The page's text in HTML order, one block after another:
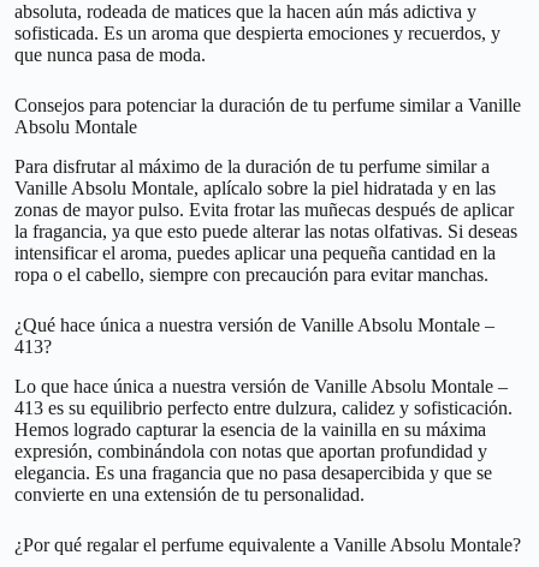
absoluta, rodeada de matices que la hacen aún más adictiva y
sofisticada. Es un aroma que despierta emociones y recuerdos, y
que nunca pasa de moda.
Consejos para potenciar la duración de tu perfume similar a Vanille
Absolu Montale
Para disfrutar al máximo de la duración de tu perfume similar a
Vanille Absolu Montale, aplícalo sobre la piel hidratada y en las
zonas de mayor pulso. Evita frotar las muñecas después de aplicar
la fragancia, ya que esto puede alterar las notas olfativas. Si deseas
intensificar el aroma, puedes aplicar una pequeña cantidad en la
ropa o el cabello, siempre con precaución para evitar manchas.
¿Qué hace única a nuestra versión de Vanille Absolu Montale –
413?
Lo que hace única a nuestra versión de Vanille Absolu Montale –
413 es su equilibrio perfecto entre dulzura, calidez y sofisticación.
Hemos logrado capturar la esencia de la vainilla en su máxima
expresión, combinándola con notas que aportan profundidad y
elegancia. Es una fragancia que no pasa desapercibida y que se
convierte en una extensión de tu personalidad.
¿Por qué regalar el perfume equivalente a Vanille Absolu Montale?